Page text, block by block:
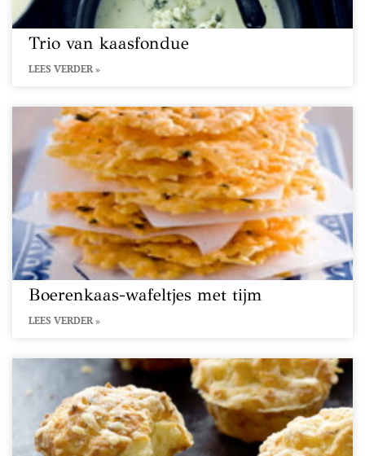
Trio van kaasfondue
LEES VERDER »
Boerenkaas-wafeltjes met tijm
LEES VERDER »